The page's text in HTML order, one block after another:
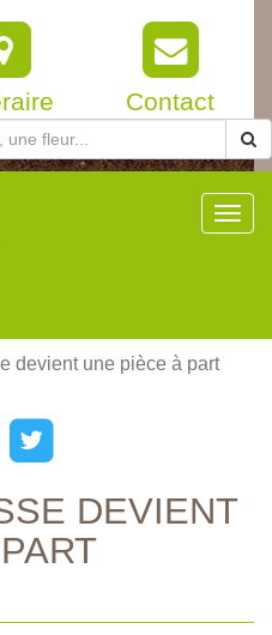
Contact
devient une pièce à part
DEVIENT